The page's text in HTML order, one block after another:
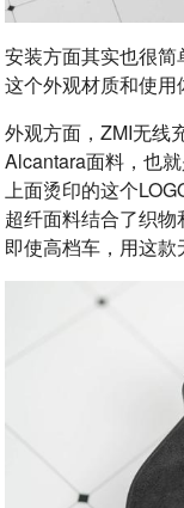
安装方面其实也很
这个外观材质和使用
外观方面，ZMI无线
Alcantara面料，也
上面烫印的这个
超纤面料结合了织物
即使高档车，用这款